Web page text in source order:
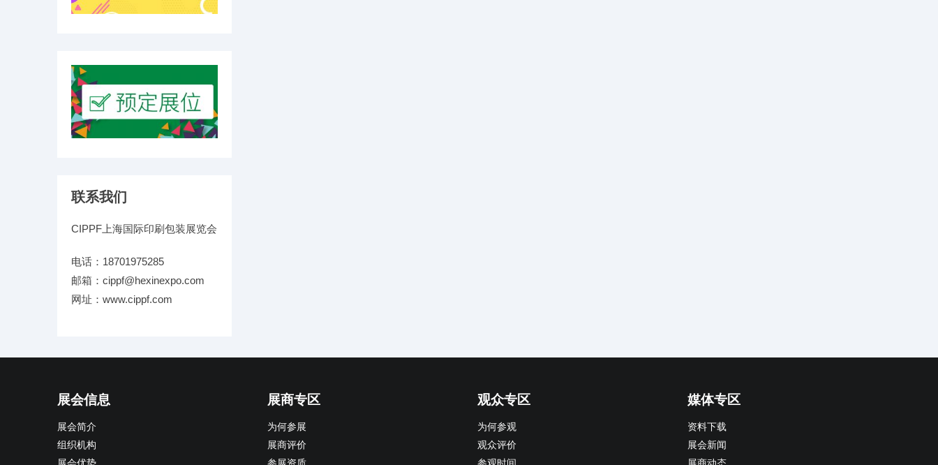
联系我们
CIPPF上海国际印刷包装展览会
电话：18701975285
邮箱：cippf@hexinexpo.com
网址：www.cippf.com
展会信息
展会简介
组织机构
展商专区
为何参展
展商评价
观众专区
为何参观
观众评价
媒体专区
资料下载
展会新闻